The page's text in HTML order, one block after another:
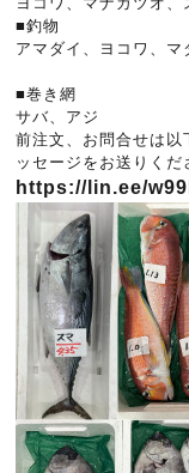
■釣物
アマダイ、ヨコワ、マ
■巻き網
サバ、アジ
前注文、お問合せは
ッセージをお送りくだ
https://lin.ee/